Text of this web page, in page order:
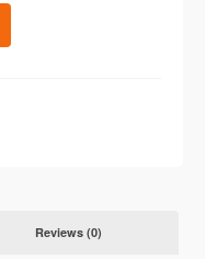
Reviews (0)